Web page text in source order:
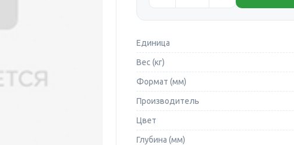
Единица
Вес (кг)
Формат (мм)
Производитель
Цвет
Глубина (мм)